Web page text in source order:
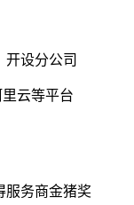
开设分公司
云等平台
服务商金猪奖